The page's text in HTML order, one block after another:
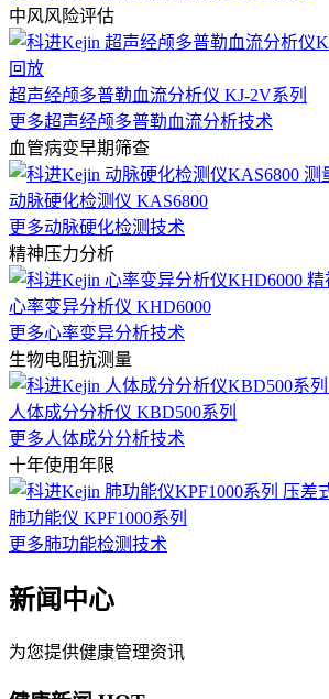
中风风险评估
超声经颅多普勒血流分析仪 KJ-2V系列
更多超声经颅多普勒血流分析技术
血管病变早期筛查
动脉硬化检测仪 KAS6800
更多动脉硬化检测技术
精神压力分析
心率变异分析仪 KHD6000
更多心率变异分析技术
生物电阻抗测量
人体成分分析仪 KBD500系列
更多人体成分分析技术
十年使用年限
肺功能仪 KPF1000系列
更多肺功能检测技术
新闻中心
为您提供健康管理资讯